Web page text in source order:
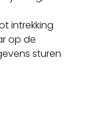
intrekking
op de
sturen